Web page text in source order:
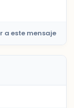
a este mensaje